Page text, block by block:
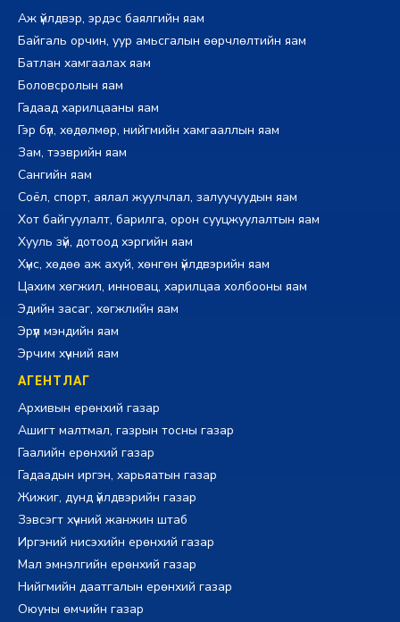
Аж үйлдвэр, эрдэс баялгийн яам
Байгаль орчин, уур амьсгалын өөрчлөлтийн яам
Батлан хамгаалах яам
Боловсролын яам
Гадаад харилцааны яам
Гэр бүл, хөдөлмөр, нийгмийн хамгааллын яам
Зам, тээврийн яам
Сангийн яам
Соёл, спорт, аялал жуулчлал, залуучуудын яам
Хот байгуулалт, барилга, орон сууцжуулалтын яам
Хууль зүй, дотоод хэргийн яам
Хүнс, хөдөө аж ахуй, хөнгөн үйлдвэрийн яам
Цахим хөгжил, инновац, харилцаа холбооны яам
Эдийн засаг, хөгжлийн яам
Эрүүл мэндийн яам
Эрчим хүчний яам
АГЕНТЛАГ
Архивын ерөнхий газар
Ашигт малтмал, газрын тосны газар
Гаалийн ерөнхий газар
Гадаадын иргэн, харьяатын газар
Жижиг, дунд үйлдвэрийн газар
Зэвсэгт хүчний жанжин штаб
Иргэний нисэхийн ерөнхий газар
Мал эмнэлгийн ерөнхий газар
Нийгмийн даатгалын ерөнхий газар
Оюуны өмчийн газар